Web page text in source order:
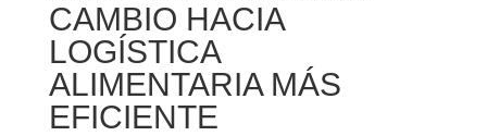
CAMBIO HACIA
LOGÍSTICA
ALIMENTARIA MÁS
EFICIENTE